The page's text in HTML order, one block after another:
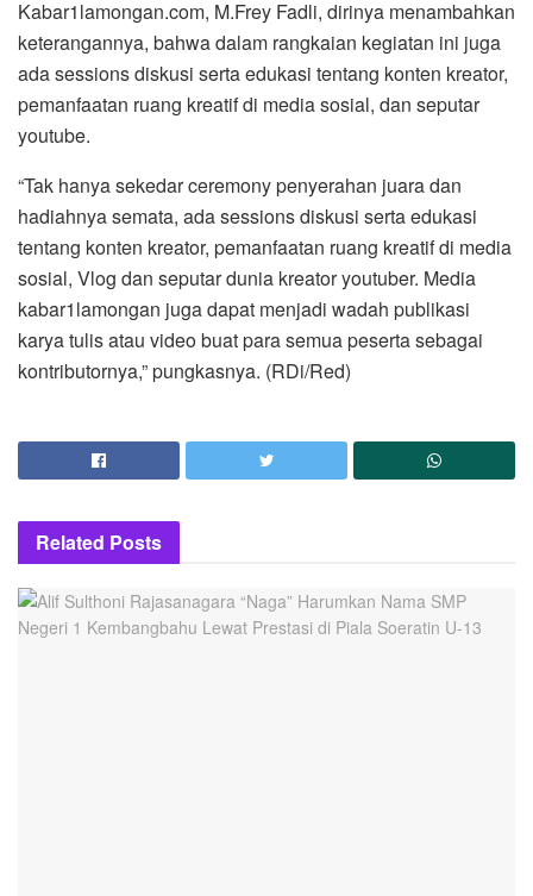
Kabar1lamongan.com, M.Frey Fadli, dirinya menambahkan
keterangannya, bahwa dalam rangkaian kegiatan ini juga
ada sessions diskusi serta edukasi tentang konten kreator,
pemanfaatan ruang kreatif di media sosial, dan seputar
youtube.
“Tak hanya sekedar ceremony penyerahan juara dan
hadiahnya semata, ada sessions diskusi serta edukasi
tentang konten kreator, pemanfaatan ruang kreatif di media
sosial, Vlog dan seputar dunia kreator youtuber. Media
kabar1lamongan juga dapat menjadi wadah publikasi
karya tulis atau video buat para semua peserta sebagai
kontributornya,” pungkasnya. (RDi/Red)
Related Posts